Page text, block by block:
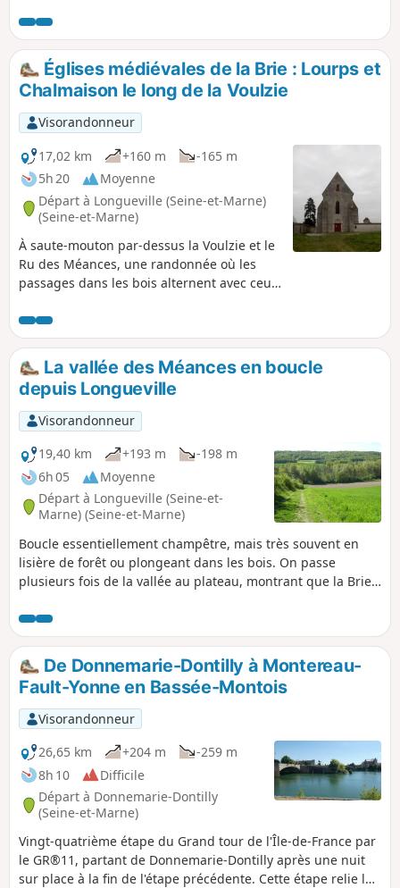
qui se retira ici à la fin de sa vie.
Églises médiévales de la Brie : Lourps et
Chalmaison le long de la Voulzie
Visorandonneur
17,02 km
+160 m
-165 m
5h 20
Moyenne
Départ à Longueville (Seine-et-Marne)
(Seine-et-Marne)
À saute-mouton par-dessus la Voulzie et le
Ru des Méances, une randonnée où les
passages dans les bois alternent avec ceux
Lourps impose son altière silhouette visible
de loin alors que l’Église de Chalmaison ne
se dévoile qu'au dernier moment. Deux
anciens moulins à eau ajoutent au charme
de cet itinéraire.
La vallée des Méances en boucle
depuis Longueville
Visorandonneur
19,40 km
+193 m
-198 m
6h 05
Moyenne
Départ à Longueville (Seine-et-
Marne) (Seine-et-Marne)
Boucle essentiellement champêtre, mais très souvent en
lisière de forêt ou plongeant dans les bois. On passe
plusieurs fois de la vallée au plateau, montrant que la Brie
de vue très ouverts, y compris au loin sur la ville haute de
Provins. La sortie peut être l'occasion de visiter Le "Musée
du chemin de fer vivant" et la "Rotonde ferroviaire de
Longueville"
De Donnemarie-Dontilly à Montereau-
Fault-Yonne en Bassée-Montois
Visorandonneur
26,65 km
+204 m
-259 m
8h 10
Difficile
Départ à Donnemarie-Dontilly
(Seine-et-Marne)
Vingt-quatrième étape du Grand tour de l'Île-de-France par
le GR®11, partant de Donnemarie-Dontilly après une nuit
sur place à la fin de l'étape précédente. Cette étape relie les